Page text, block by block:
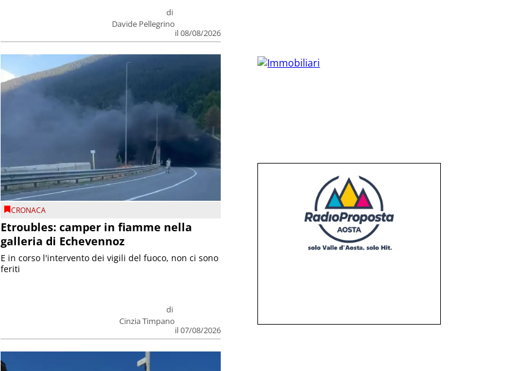
di
Davide Pellegrino
il 08/08/2026
CRONACA
Etroubles: camper in fiamme nella
galleria di Echevennoz
di
Cinzia Timpano
il 07/08/2026
E in corso l'intervento dei vigili del fuoco, non ci sono
feriti